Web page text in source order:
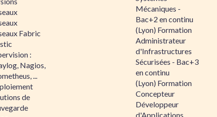
Fabric
:
Nagios,
...
de
Mécaniques -
Bac+2 en continu
(Lyon) Formation
Administrateur
d'Infrastructures
Sécurisées - Bac+3
en continu
(Lyon) Formation
Concepteur
Développeur
d'Applications